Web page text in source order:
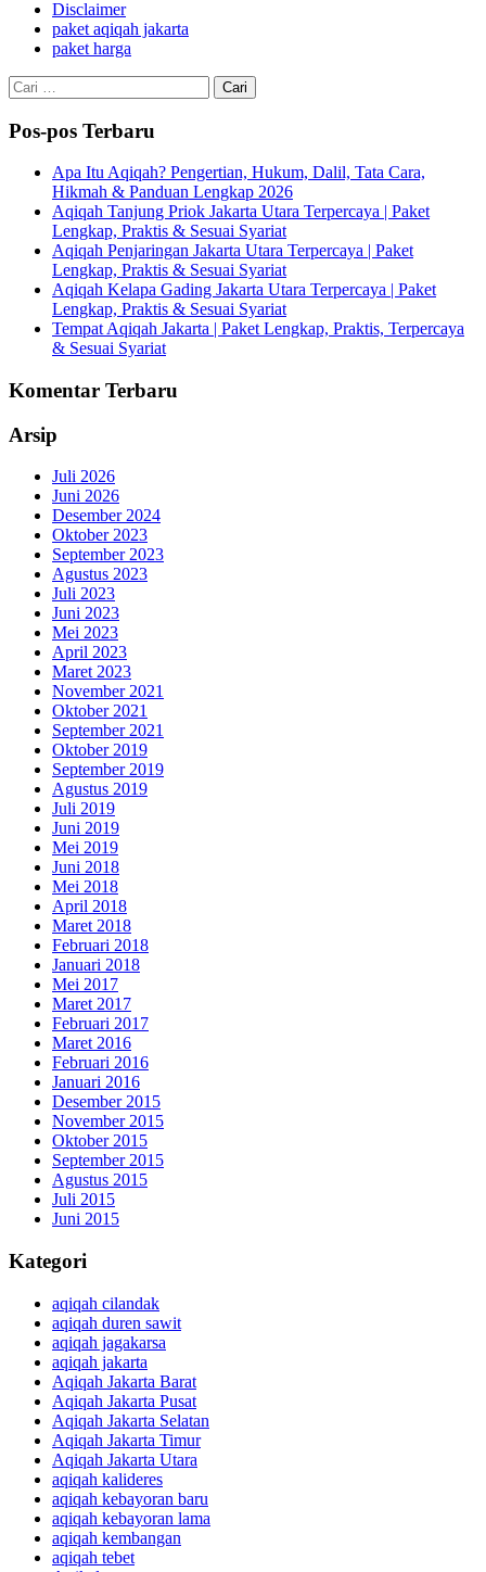
Disclaimer
paket aqiqah jakarta
paket harga
Cari
untuk:
Pos-pos Terbaru
Apa Itu Aqiqah? Pengertian, Hukum, Dalil, Tata Cara,
Hikmah & Panduan Lengkap 2026
Aqiqah Tanjung Priok Jakarta Utara Terpercaya | Paket
Lengkap, Praktis & Sesuai Syariat
Aqiqah Penjaringan Jakarta Utara Terpercaya | Paket
Lengkap, Praktis & Sesuai Syariat
Aqiqah Kelapa Gading Jakarta Utara Terpercaya | Paket
Lengkap, Praktis & Sesuai Syariat
Tempat Aqiqah Jakarta | Paket Lengkap, Praktis, Terpercaya
& Sesuai Syariat
Komentar Terbaru
Arsip
Juli 2026
Juni 2026
Desember 2024
Oktober 2023
September 2023
Agustus 2023
Juli 2023
Juni 2023
Mei 2023
April 2023
Maret 2023
November 2021
Oktober 2021
September 2021
Oktober 2019
September 2019
Agustus 2019
Juli 2019
Juni 2019
Mei 2019
Juni 2018
Mei 2018
April 2018
Maret 2018
Februari 2018
Januari 2018
Mei 2017
Maret 2017
Februari 2017
Maret 2016
Februari 2016
Januari 2016
Desember 2015
November 2015
Oktober 2015
September 2015
Agustus 2015
Juli 2015
Juni 2015
Kategori
aqiqah cilandak
aqiqah duren sawit
aqiqah jagakarsa
aqiqah jakarta
Aqiqah Jakarta Barat
Aqiqah Jakarta Pusat
Aqiqah Jakarta Selatan
Aqiqah Jakarta Timur
Aqiqah Jakarta Utara
aqiqah kalideres
aqiqah kebayoran baru
aqiqah kebayoran lama
aqiqah kembangan
aqiqah tebet